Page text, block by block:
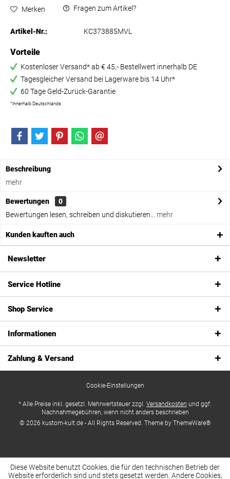
Merken Fragen zum Artikel?
Artikel-Nr.: KC373885MVL
Vorteile
Kostenloser Versand* ab € 45,- Bestellwert innerhalb DE
Tagesgleicher Versand bei Lagerware bis 14 Uhr*
60 Tage Geld-Zurück-Garantie
*Innerhalb Deutschlands
Beschreibung
mehr
Bewertungen
0
Bewertungen lesen, schreiben und diskutieren...
mehr
Kunden kauften auch
Newsletter
Service Hotline
Shop Service
Informationen
Zahlung & Versand
Cookie-Einstellungen
* Alle Preise inkl. gesetzl. Mehrwertsteuer zzgl. Versandkosten und ggf.
Nachnahmegebühren, wenn nicht anders beschrieben
© 2026 kustom-kult.de - All Rights Reserved. Theme by ThemeWare®
Diese Website benutzt Cookies, die für den technischen Betrieb der
Website erforderlich sind und stets gesetzt werden. Andere Cookies,